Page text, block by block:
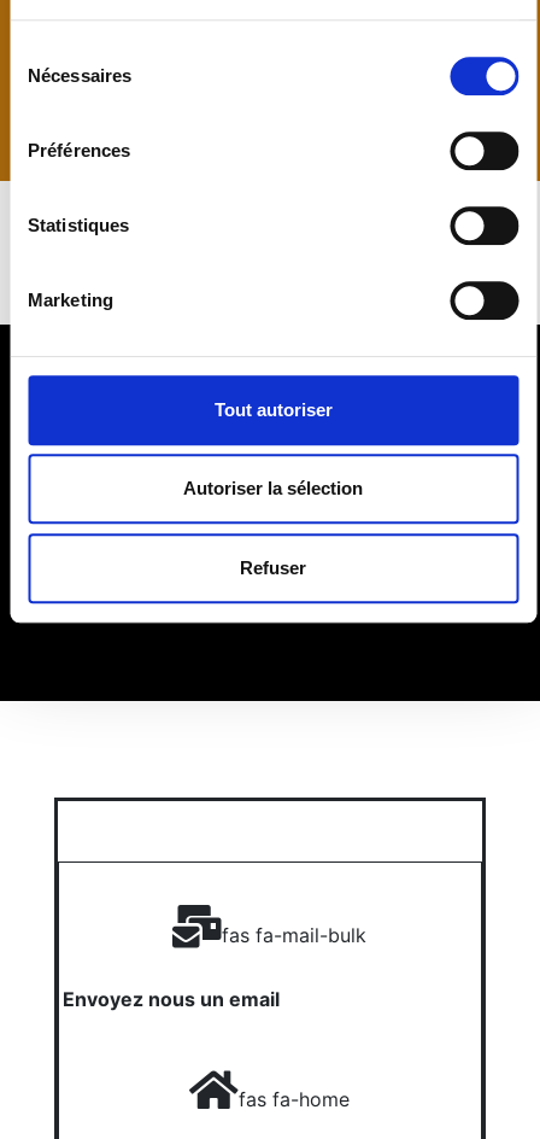
Nécessaires
Préférences
Statistiques
Marketing
Tout autoriser
Autoriser la sélection
Refuser
Autres mobiliers :
nous réalisons à la demande tous
vos mobiliers (plateaux de table, bureaux, meubles
Agencement Professionnel
En prise direct avec les professionnels ou par
l'intermédiaire d'un architecte ou agenceur, nous
fabriquons vos agencements sur mesure pour vos
espaces de vente.
fas fa-mail-bulk
Envoyez nous un email
fas fa-home